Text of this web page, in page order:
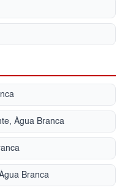
Água Branca
Branca